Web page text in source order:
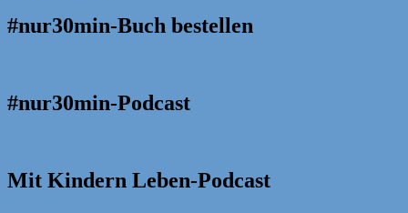
#nur30min-Buch bestellen
#nur30min-Podcast
Mit Kindern Leben-Podcast